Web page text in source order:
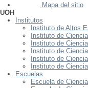
Mapa del sitio
UOH
Institutos
Instituto de Altos
Instituto de
Instituto de
Instituto de
Instituto de
Instituto de
Escuelas
Escuela de